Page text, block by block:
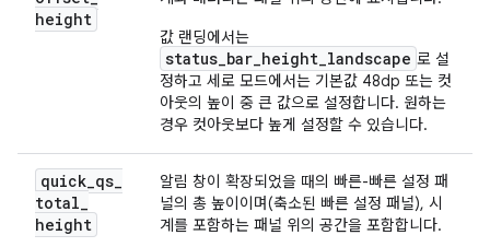
height
값 랜딩에서는
status_bar_height_landscape 로 설
정하고 세로 모드에서는 기본값 48dp 또는 컷
아웃의 높이 중 큰 값으로 설정합니다. 원하는
경우 컷아웃보다 높게 설정할 수 있습니다.
quick_qs_
total_
height
알림 창이 확장되었을 때의 빠른-빠른 설정 패
널의 총 높이이며(축소된 빠른 설정 패널), 시
계를 포함하는 패널 위의 공간을 포함합니다.